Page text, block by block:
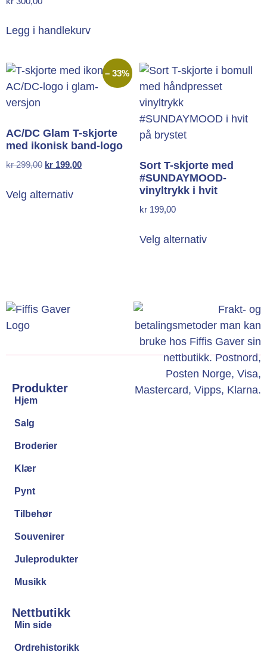
Legg i handlekurv
– 33%
AC/DC Glam T-skjorte
med ikonisk band-logo
kr299,00 kr 199,00
Velg alternativ
Sort T-skjorte med
#SUNDAYMOOD-
vinyltrykk i hvit
kr 199,00
Velg alternativ
Produkter
Hjem
Salg
Broderier
Klær
Pynt
Tilbehør
Souvenirer
Juleprodukter
Musikk
Nettbutikk
Min side
Ordrehistorikk